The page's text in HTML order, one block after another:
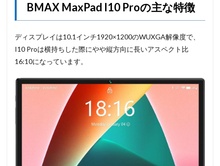
BMAX MaxPad I10 Proの主な特徴
ディスプレイは10.1インチ1920×1200のWUXGA解像度で、
I10 Proは横持ちした際にやや縦方向に長いアスペクト比
16:10になっています。